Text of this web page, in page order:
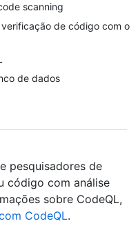
scanning
de código com o
de dados
pesquisadores de
código com análise
sobre CodeQL,
CodeQL.